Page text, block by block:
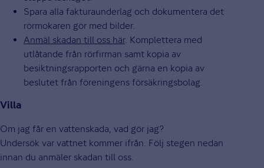
Spara alla fakturaunderlag och dokumentera det
rörmokaren gör med bilder.
Anmäl skadan till oss här. Komplettera med
utlåtande från rörfirman samt kopia av
besiktningsrapporten och gärna en kopia av
beslutet från föreningens försäkringsbolag.
Villa
Om jag får en vattenskada, vad gör jag?
Undersök var vattnet kommer ifrån. Följ stegen nedan
innan du anmäler skadan till oss.